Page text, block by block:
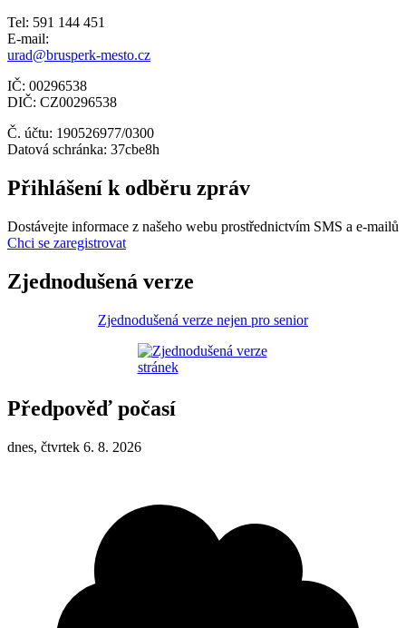
Tel: 591 144 451
E-mail:
urad@brusperk-mesto.cz
IČ: 00296538
DIČ: CZ00296538
Č. účtu: 190526977/0300
Datová schránka: 37cbe8h
Přihlášení k odběru zpráv
Dostávejte informace z našeho webu prostřednictvím SMS a e-mailů
Chci se zaregistrovat
Zjednodušená verze
Zjednodušená verze nejen pro senior
Předpověď počasí
dnes, čtvrtek 6. 8. 2026